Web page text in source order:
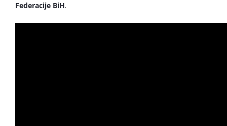
Federacije BiH.